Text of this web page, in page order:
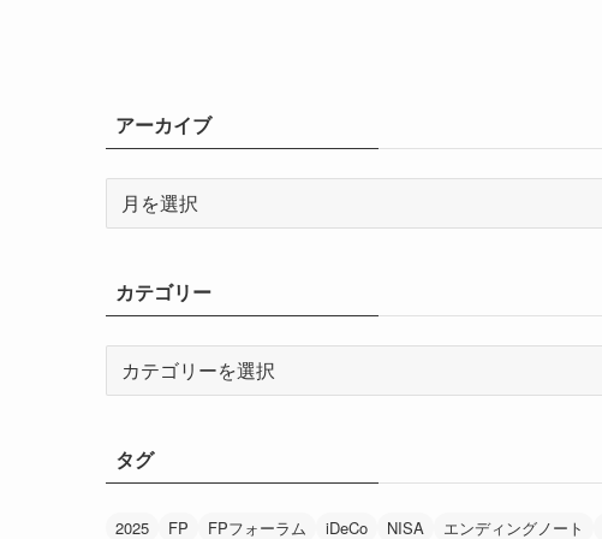
アーカイブ
ー
イ
ブ
カテゴリー
テ
リ
ー
タグ
2025 FP FPフォーラム iDeCo NISA エンディングノート